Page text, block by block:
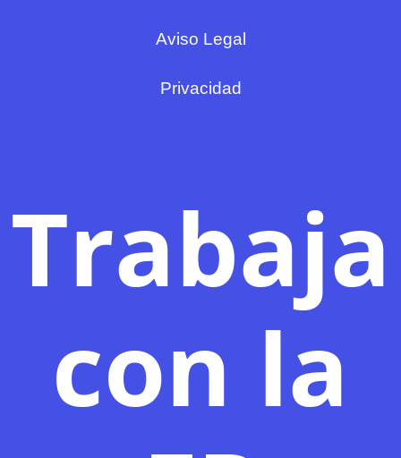
Aviso Legal
Privacidad
Trabaja
con la